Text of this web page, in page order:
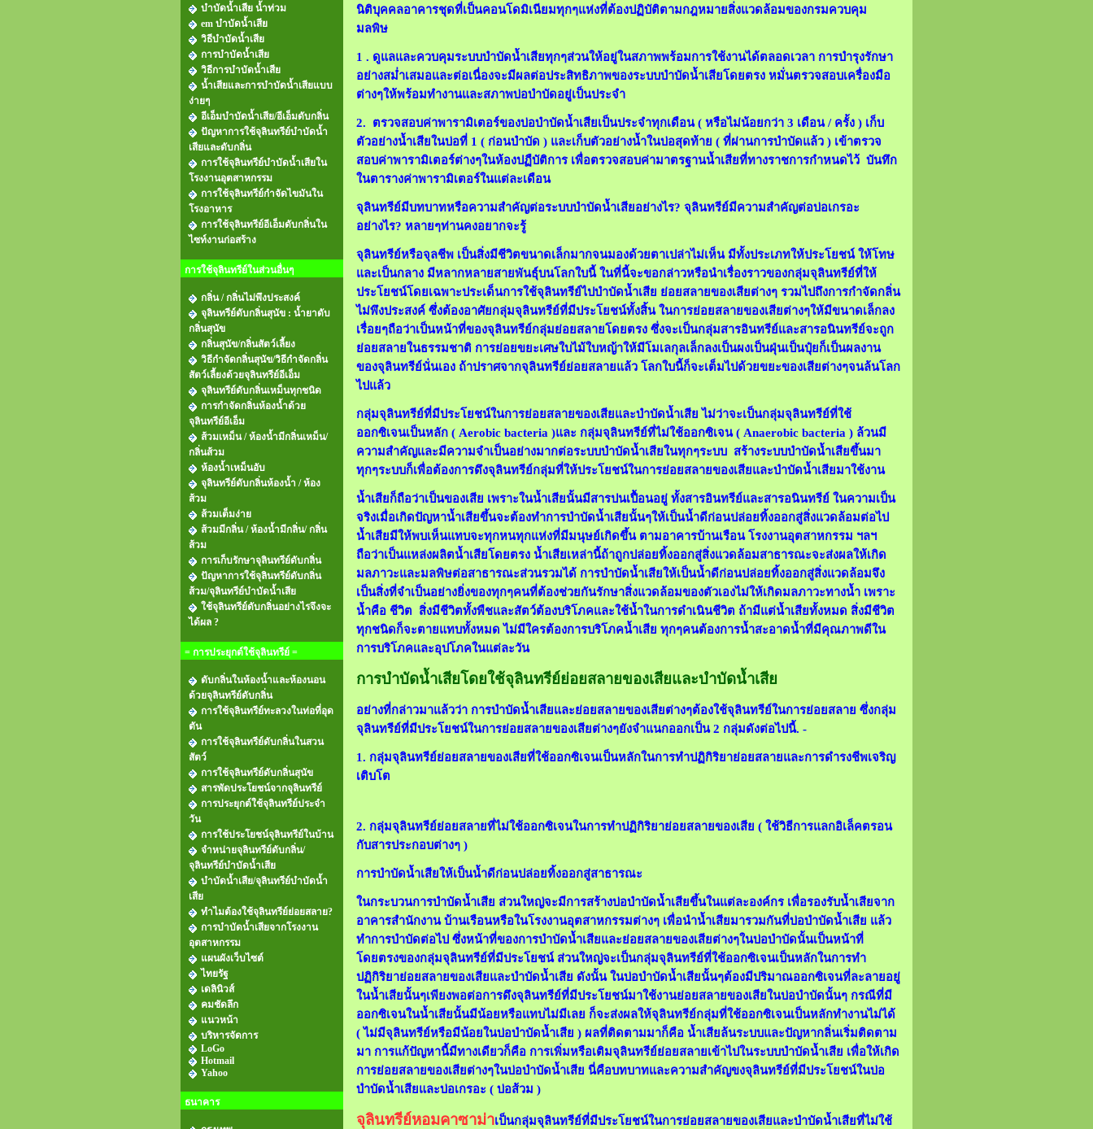
บำบัดน้ำเสีย น้ำท่วม
em บำบัดน้ำเสีย
วิธีบำบัดน้ำเสีย
การบำบัดน้ำเสีย
วิธีการบำบัดน้ำเสีย
น้ำเสียและการบําบัดน้ำเสียแบบ
ง่ายๆ
อีเอ็มบำบัดน้ำเสีย/อีเอ็มดับกลิ่น
ปัญหาการใช้จุลินทรีย์บำบัดน้ำ
เสียและดับกลิ่น
การใช้จุลินทรีย์บำบัดน้ำเสียใน
โรงงานอุตสาหกรรม
การใช้จุลินทรีย์กำจัดไขมันใน
โรงอาหาร
การใช้จุลินทรีย์อีเอ็มดับกลิ่นใน
ไซท์งานก่อสร้าง
การใช้จุลินทรีย์ในส่วนอื่นๆ
กลิ่น / กลิ่นไม่พึงประสงค์
จุลินทรีย์ดับกลิ่นสุนัข : น้ำยาดับ
กลิ่นสุนัข
กลิ่นสุนัข/กลิ่นสัตว์เลี้ยง
วิธีกําจัดกลิ่นสุนัข/วิธีกำจัดกลิ่น
สัตว์เลี้ยงด้วยจุลินทรีย์อีเอ็ม
จุลินทรีย์ดับกลิ่นเหม็นทุกชนิด
การกำจัดกลิ่นห้องน้ำด้วย
จุลินทรีย์อีเอ็ม
ส้วมเหม็น / ห้องน้ำมีกลิ่นเหม็น/
กลิ่นส้วม
ห้องน้ำเหม็นอับ
จุลินทรีย์ดับกลิ่นห้องน้ำ / ห้อง
ส้วม
ส้วมเต็มง่าย
ส้วมมีกลิ่น / ห้องน้ำมีกลิ่น/ กลิ่น
ส้วม
การเก็บรักษาจุลินทรีย์ดับกลิ่น
ปัญหาการใช้จุลินทรีย์ดับกลิ่น
ส้วม/จุลินทรีย์บำบัดน้ำเสีย
ใช้จุลินทรีย์ดับกลิ่นอย่างไรจึงจะ
ได้ผล ?
= การประยุกต์ใช้จุลินทรีย์ =
ดับกลิ่นในห้องน้ำและห้องนอน
ด้วยจุลินทรีย์ดับกลิ่น
การใช้จุลินทรีย์ทะลวงในท่อที่อุด
ตัน
การใช้จุลินทรีย์ดับกลิ่นในสวน
สัตว์
การใช้จุลินทรีย์ดับกลิ่นสุนัข
สารพัดประโยชน์จากจุลินทรีย์
การประยุกต์ใช้จุลินทรีย์ประจำ
วัน
การใช้ประโยชน์จุลินทรีย์ในบ้าน
จำหน่ายจุลินทรีย์ดับกลิ่น/
จุลินทรีย์บำบัดน้ำเสีย
บำบัดน้ำเสีย/จุลินทรีย์บำบัดน้ำ
เสีย
ทำไมต้องใช้จุลินทรีย์ย่อยสลาย?
การบำบัดน้ำเสียจากโรงงาน
อุตสาหกรรม
แผนผังเว็บไซต์
ไทยรัฐ
เดลินิวส์
คมชัดลึก
แนวหน้า
บริหารจัดการ
LoGo
Hotmail
Yahoo
ธนาคาร
นิติบุคคลอาคารชุดที่เป็นคอนโดมิเนียมทุกๆแห่งที่ต้องปฏิบัติตามกฎหมายสิ่งแวดล้อมของกรมควบคุม
มลพิษ
1 . ดูแลและควบคุมระบบบำบัดน้ำเสียทุกๆส่วนให้อยู่ในสภาพพร้อมการใช้งานได้ตลอดเวลา การบำรุงรักษา
อย่างสม่ำเสมอและต่อเนื่องจะมีผลต่อประสิทธิภาพของระบบบำบัดน้ำเสียโดยตรง หมั่นตรวจสอบเครื่องมือ
ต่างๆให้พร้อมทำงานและสภาพบ่อบำบัดอยู่เป็นประจำ
2. ตรวจสอบค่าพารามิเตอร์ของบ่อบำบัดน้ำเสียเป็นประจำทุกเดือน ( หรือไม่น้อยกว่า 3 เดือน / ครั้ง ) เก็บ
ตัวอย่างน้ำเสียในบ่อที่ 1 ( ก่อนบำบัด ) และเก็บตัวอย่างน้ำในบ่อสุดท้าย ( ที่ผ่านการบำบัดแล้ว ) เข้าตรวจ
สอบค่าพารามิเตอร์ต่างๆในห้องปฏืบัติการ เพื่อตรวจสอบค่ามาตรฐานน้ำเสียที่ทางราชการกำหนดไว้ บันทึก
ในตารางค่าพารามิเตอร์ในแต่ละเดือน
จุลินทรีย์มีบทบาทหรือความสำคัญต่อระบบบำบัดน้ำเสียอย่างไร? จุลินทรีย์มีความสำคัญต่อบ่อเกรอะ
อย่างไร? หลายๆท่านคงอยากจะรู้
จุลินทรีย์หรือจุลชีพ เป็นสิ่งมีชีวิตขนาดเล็กมากจนมองด้วยตาเปล่าไม่เห็น มีทั้งประเภทให้ประโยชน์ ให้โทษ
และเป็นกลาง มีหลากหลายสายพันธุ์บนโลกใบนี้ ในที่นี้จะขอกล่าวหรือนำเรื่องราวของกลุ่มจุลินทรีย์ที่ให้
ประโยชน์โดยเฉพาะประเด็นการใช้จุลินทรีย์ไปบำบัดน้ำเสีย ย่อยสลายของเสียต่างๆ รวมไปถึงการกำจัดกลิ่น
ไม่พึงประสงค์ ซึ่งต้องอาศัยกลุ่มจุลินทรีย์ที่มีประโยชน์ทั้งสิ้น ในการย่อยสลายของเสียต่างๆให้มีขนาดเล็กลง
เรื่อยๆถือว่าเป็นหน้าที่ของจุลินทรีย์กลุ่มย่อยสลายโดยตรง ซึ่งจะเป็นกลุ่มสารอินทรีย์และสารอนินทรีย์จะถูก
ย่อยสลายในธรรมชาติ การย่อยขยะเศษใบไม้ใบหญ้าให้มีโมเลกุลเล็กลงเป็นผงเป็นฝุ่นเป็นปุ๋ยก็เป็นผลงาน
ของจุลินทรีย์นั่นเอง ถ้าปราศจากจุลินทรีย์ย่อยสลายแล้ว โลกใบนี้ก็จะเต็มไปด้วยขยะของเสียต่างๆจนล้นโลก
ไปแล้ว
กลุ่มจุลินทรีย์ที่มีประโยชน์ในการย่อยสลายของเสียและบำบัดน้ำเสีย ไม่ว่าจะเป็นกลุ่มจุลินทรีย์ที่ใช้
ออกซิเจนเป็นหลัก ( Aerobic bacteria )และ กลุ่มจุลินทรีย์ที่ไม่ใช้ออกซิเจน ( Anaerobic bacteria ) ล้วนมี
ความสำคัญและมีความจำเป็นอย่างมากต่อระบบบำบัดน้ำเสียในทุกๆระบบ สร้างระบบบำบัดน้ำเสียขึ้นมา
ทุกๆระบบก็เพื่อต้องการดึงจุลินทรีย์กลุ่มที่ให้ประโยชน์ในการย่อยสลายของเสียและบำบัดน้ำเสียมาใช้งาน
น้ำเสียก็ถือว่าเป็นของเสีย เพราะในน้ำเสียนั้นมีสารปนเปื้อนอยู่ ทั้งสารอินทรีย์และสารอนินทรีย์ ในความเป็น
จริงเมื่อเกิดปัญหาน้ำเสียขึ้นจะต้องทำการบำบัดน้ำเสียนั้นๆให้เป็นน้ำดีก่อนปล่อยทิ้งออกสู่สิ่งแวดล้อมต่อไป
น้ำเสียมีให้พบเห็นแทบจะทุกหนทุกแห่งที่มีมนุษย์เกิดขึ้น ตามอาคารบ้านเรือน โรงงานอุตสาหกรรม ฯลฯ
ถือว่าเป็นแหล่งผลิตน้ำเสียโดยตรง น้ำเสียเหล่านี้ถ้าถูกปล่อยทิ้งออกสู่สิ่งแวดล้อมสาธารณะจะส่งผลให้เกิด
มลภาวะและมลพิษต่อสาธารณะส่วนรวมได้ การบำบัดน้ำเสียให้เป็นน้ำดีก่อนปล่อยทิ้งออกสู่สิ่งแวดล้อมจึง
เป็นสิ่งที่จำเป็นอย่างยิ่งของทุกๆคนที่ต้องช่วยกันรักษาสิ่งแวดล้อมของตัวเองไม่ให้เกิดมลภาวะทางน้ำ เพราะ
น้ำคือ ชีวิต สิ่งมีชีวิตทั้งพืชและสัตว์ต้องบริโภคและใช้น้ำในการดำเนินชีวิต ถ้ามีแต่น้ำเสียทั้งหมด สิ่งมีชีวิต
ทุกชนิดก็จะตายแทบทั้งหมด ไม่มีใครต้องการบริโภคน้ำเสีย ทุกๆคนต้องการน้ำสะอาดน้ำที่มีคุณภาพดีใน
การบริโภคและอุปโภคในแต่ละวัน
การบำบัดน้ำเสียโดยใช้จุลินทรีย์ย่อยสลายของเสียและบำบัดน้ำเสีย
อย่างที่กล่าวมาแล้วว่า การบำบัดน้ำเสียและย่อยสลายของเสียต่างๆต้องใช้จุลินทรีย์ในการย่อยสลาย ซึ่งกลุ่ม
จุลินทรีย์ที่มีประโยชน์ในการย่อยสลายของเสียต่างๆยังจำแนกออกเป็น 2 กลุ่มดังต่อไปนี้. -
1. กลุ่มจุลินทรีย์ย่อยสลายของเสียที่ใช้ออกซิเจนเป็นหลักในการทำปฏิกิริยาย่อยสลายและการดำรงชีพเจริญ
เติบโต
2. กลุ่มจุลินทรีย์ย่อยสลายที่ไม่ใช้ออกซิเจนในการทำปฏิกิริยาย่อยสลายของเสีย ( ใช้วิธีการแลกอิเล็คตรอน
กับสารประกอบต่างๆ )
การบำบัดน้ำเสียให้เป็นน้ำดีก่อนปล่อยทิ้งออกสู่สาธารณะ
ในกระบวนการบำบัดน้ำเสีย ส่วนใหญ่จะมีการสร้างบ่อบำบัดน้ำเสียขึ้นในแต่ละองค์กร เพื่อรองรับน้ำเสียจาก
อาคารสำนักงาน บ้านเรือนหรือในโรงงานอุตสาหกรรมต่างๆ เพื่อนำน้ำเสียมารวมกันที่บ่อบำบัดน้ำเสีย แล้ว
ทำการบำบัดต่อไป ซึ่งหน้าที่ของการบำบัดน้ำเสียและย่อยสลายของเสียต่างๆในบ่อบำบัดนั้นเป็นหน้าที่
โดยตรงของกลุ่มจุลินทรีย์ที่มีประโยชน์ ส่วนใหญ่จะเป็นกลุ่มจุลินทรีย์ที่ใช้ออกซิเจนเป็นหลักในการทำ
ปฏิกิริยาย่อยสลายของเสียและบำบัดน้ำเสีย ดังนั้น ในบ่อบำบัดน้ำเสียนั้นๆต้องมีปริมาณออกซิเจนที่ละลายอยู่
ในน้ำเสียนั้นๆเพียงพอต่อการดึงจุลินทรีย์ที่มีประโยชน์มาใช้งานย่อยสลายของเสียในบ่อบำบัดนั้นๆ กรณีที่มี
ออกซิเจนในน้ำเสียนั้นมีน้อยหรือแทบไม่มีเลย ก็จะส่งผลให้จุลินทรีย์กลุ่มที่ใช้ออกซิเจนเป็นหลักทำงานไม่ได้
( ไม่มีจุลินทรีย์หรือมีน้อยในบ่อบำบัดน้ำเสีย ) ผลที่ติดตามมาก็คือ น้ำเสียล้นระบบและปัญหากลิ่นเริ่มติดตาม
มา การแก้ปัญหานี้มีทางเดียวก็คือ การเพิ่มหรือเติมจุลินทรีย์ย่อยสลายเข้าไปในระบบบำบัดน้ำเสีย เพื่อให้เกิด
การย่อยสลายของเสียต่างๆในบ่อบำบัดน้ำเสีย นี่คือบทบาทและความสำคัญขงจุลินทรีย์ที่มีประโยชน์ในบ่อ
บำบัดน้ำเสียและบ่อเกรอะ ( บ่อส้วม )
จุลินทรีย์หอมคาซาม่าเป็นกลุ่มจุลินทรีย์ที่มีประโยชน์ในการย่อยสลายของเสียและบำบัดน้ำเสียที่ไม่ใช้